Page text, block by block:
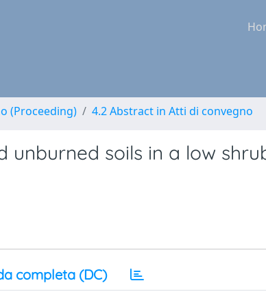
(Proceeding) 4.2 Abstract in Atti di convegno
unburned soils in a low
completa (DC)